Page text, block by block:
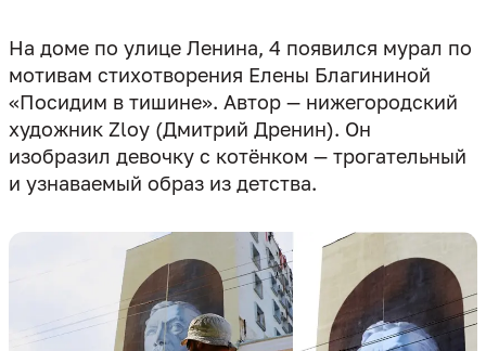
На доме по улице Ленина, 4 появился мурал по
мотивам стихотворения Елены Благининой
«Посидим в тишине». Автор — нижегородский
художник Zloy (Дмитрий Дренин). Он
изобразил девочку с котёнком — трогательный
и узнаваемый образ из детства.